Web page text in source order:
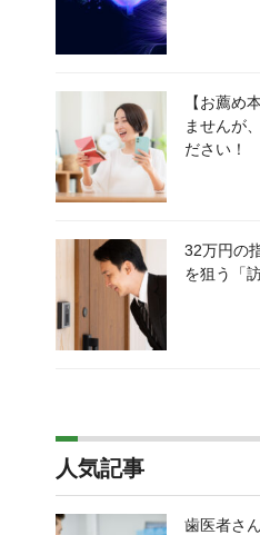
【お薦め
ませんが
ださい！
32万円の
を狙う「
人気記事
歯医者さ